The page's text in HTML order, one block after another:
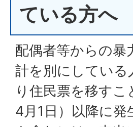
ている方へ
配偶者等からの暴
計を別にしている
り住民票を移す
4月1日）以降に